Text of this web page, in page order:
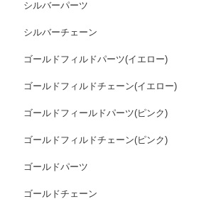
シルバーパーツ
シルバーチェーン
ゴールドフィルドパーツ(イエロー)
ゴールドフィルドチェーン(イエロー)
ゴールドフィールドパーツ(ピンク)
ゴールドフィルドチェーン(ピンク)
ゴールドパーツ
ゴールドチェーン